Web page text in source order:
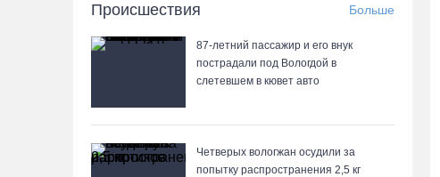
Происшествия Больше
87-летний пассажир и его внук
пострадали под Вологдой в
слетевшем в кювет авто
Четверых вологжан осудили за
попытку распространения 2,5 кг